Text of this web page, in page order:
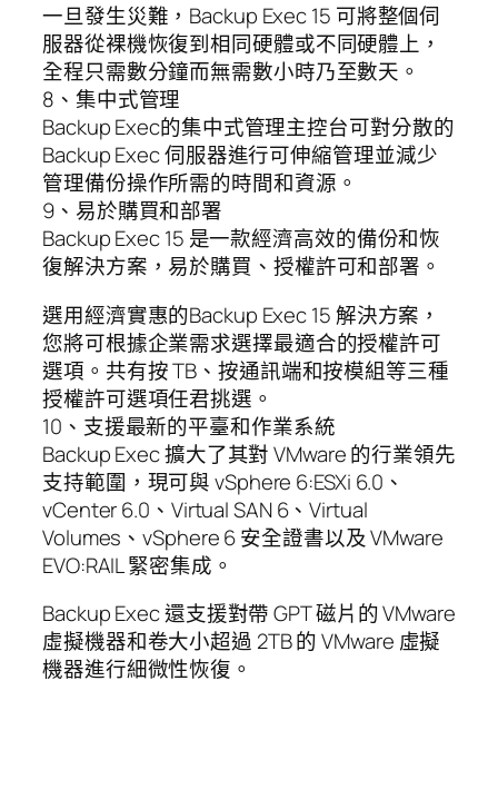
一旦發生災難，Backup Exec 15 可將整個伺
服器從裸機恢復到相同硬體或不同硬體上，
全程只需數分鐘而無需數小時乃至數天。
8、集中式管理
Backup Exec的集中式管理主控台可對分散的
Backup Exec 伺服器進行可伸縮管理並減少
管理備份操作所需的時間和資源。
9、易於購買和部署
Backup Exec 15 是一款經濟高效的備份和恢
復解決方案，易於購買、授權許可和部署。
選用經濟實惠的Backup Exec 15 解決方案，
您將可根據企業需求選擇最適合的授權許可
選項。共有按 TB、按通訊端和按模組等三種
授權許可選項任君挑選。
10、支援最新的平臺和作業系統
Backup Exec 擴大了其對 VMware 的行業領先
支持範圍，現可與 vSphere 6:ESXi 6.0、
vCenter 6.0、Virtual SAN 6、Virtual
Volumes、vSphere 6 安全證書以及 VMware
EVO:RAIL 緊密集成。
Backup Exec 還支援對帶 GPT 磁片的 VMware
虛擬機器和卷大小超過 2TB 的 VMware 虛擬
機器進行細微性恢復。